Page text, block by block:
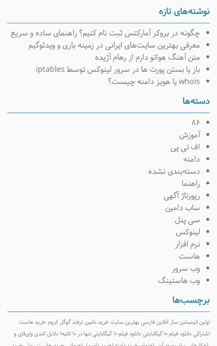
نوشته‌های تازه
چگونه در بروکر آمارکتس ثبت نام کنیم؟ راهنمای ساده و سریع
معرفی بهترین سایت‌های ایرانی در زمینه بازی و ویدئوگیم
متن آهنگ هواتو دارم از رهام آژیده
باز یا بستن پورت ها در سرور لینوکس توسط iptables
whois یا هویز دامنه چیست؟
دسته‌ها
۸۶
آموزش
اف تی پی
دامنه
دسته‌بندی نشده
راهنما
رپورتاژ آگهی
ساب دامین
سی پنل
لینوکس
نرم افزار
هاست
وب سرور
وب هاستینگ
برچسب‌ها
اولین انیمیشن ساز آنلاین فارسی بهترین سایت خرید دامین ترفند گوگل کروم خرید هاست
اشتراکی دانلود فیلم ۱۰ گیگابایتی دانلود فیلم ۱۰ گیگابایتی تنها در ۱۰ ثانیه!
دلایل کندی وای‌فای و